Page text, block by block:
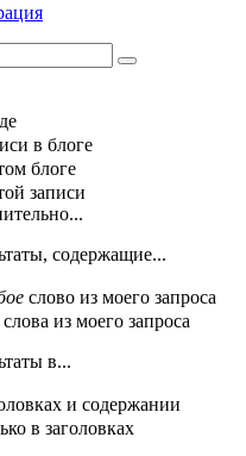
в блоге
блоге
записи
содержащие...
слово из моего запроса
слова из моего запроса
в...
и содержании
в заголовках